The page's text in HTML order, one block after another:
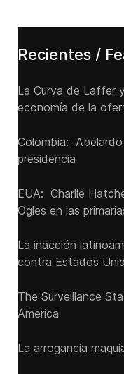
Recientes /
La Curva de Laffer
economía de la
Colombia: Abelardo
presidencia
EUA: Charlie
Ogles en las
La inacción
contra Estados
The Surveillance
America
La arrogancia